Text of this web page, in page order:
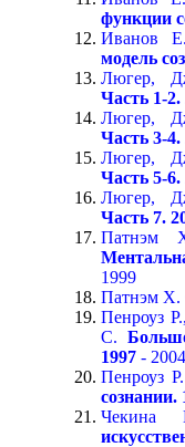
функции
Иванов
модель
Люгер,
Часть 1-2.
Люгер,
Часть 3-4.
Люгер,
Часть 5-6.
Люгер,
Часть 7.
Патнэм
1999
Патнэм Х.
Пенроуз
С.
1997- 2004
Пенроуз
сознании.